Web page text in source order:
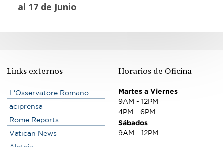
al 17 de Junio
Links externos
L'Osservatore Romano
aciprensa
Rome Reports
Vatican News
Horarios de Oficina
Martes a Viernes
9AM - 12PM
4PM - 6PM
Sábados
9AM - 12PM